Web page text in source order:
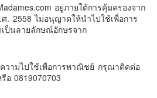
ซอง
นสาวแล้ว
อยู่ภายใต้การคุ้มครองจาก
2558 ไม่อนุญาตให้นำไปใช้เพื่อการ
ป็นลายลักษณ์อักษรจาก
วามไปใช้เพื่อการพาณิชย์ กรุณาติดต่อ
อ 0819070703